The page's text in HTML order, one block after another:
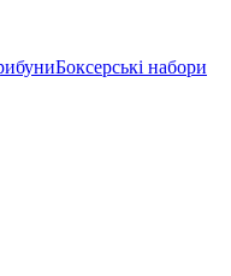
Боксерські набори